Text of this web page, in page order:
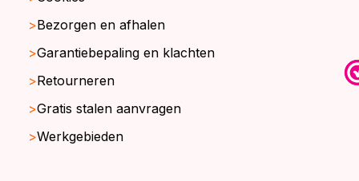
Bezorgen en afhalen
Garantiebepaling en klachten
Retourneren
Gratis stalen aanvragen
Werkgebieden